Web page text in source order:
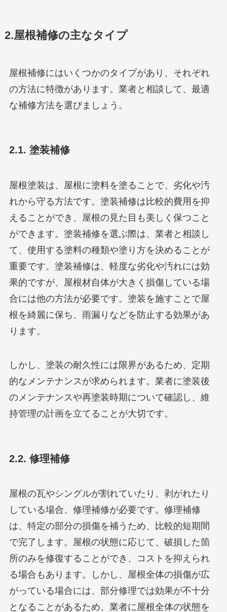
2.屋根補修の主なタイプ
屋根補修にはいくつかのタイプがあり、それぞれ
の方法に特徴があります。業者と相談して、最適
な補修方法を選びましょう。
2.1. 塗装補修
屋根塗装は、屋根に塗料を塗ることで、劣化や汚
れから守る方法です。塗装補修は比較的費用を抑
えることができ、屋根の見た目も美しく保つこと
ができます。塗装補修を選ぶ際は、業者と相談し
て、使用する塗料の種類や塗り方を決めることが
重要です。塗装補修は、軽度な劣化や汚れには効
果的ですが、屋根材自体が大きく損傷している場
合には他の方法が必要です。塗装を施すことで屋
根を綺麗に保ち、雨漏りなどを防止する効果があ
ります。
しかし、塗装の耐久性には限界があるため、定期
的なメンテナンスが求められます。業者に塗装後
のメンテナンスや再塗装時期について確認し、維
持管理の計画を立てることが大切です。
2.2. 修理補修
屋根の瓦やシングルが割れていたり、剥がれたり
している場合、修理補修が必要です。修理補修
は、特定の部分の損傷を補うため、比較的短期間
で完了します。屋根の状態に応じて、破損した箇
所のみを修復することができ、コストを抑えられ
る場合もあります。しかし、屋根全体の損傷が広
がっている場合には、部分修理では効果が不十分
となることがあるため、業者に屋根全体の状態を